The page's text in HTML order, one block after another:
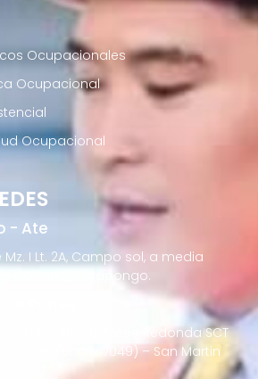
- Ate
I Lt. 2A, Campo sol, a media
Cabana, Carapongo.
Nro. 101 Urb. Mesa Redonda SCT
Gerardo Unger 7049) – San Martin
Ocupacionales
Ocupacional
Ocupacional